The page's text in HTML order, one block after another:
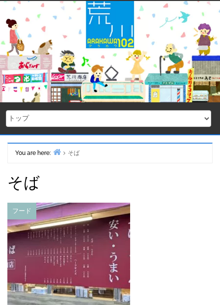
Skip
content
You are here:
そば
そば
フード